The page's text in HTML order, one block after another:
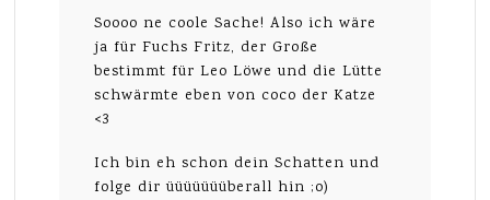
Soooo ne coole Sache! Also ich wäre
ja für Fuchs Fritz, der Große
bestimmt für Leo Löwe und die Lütte
schwärmte eben von coco der Katze
<3
Ich bin eh schon dein Schatten und
folge dir üüüüüüüberall hin ;o)